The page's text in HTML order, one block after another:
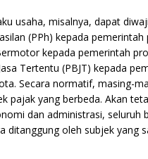
usaha, misalnya, dapat
(PPh) kepada pemerintah
kepada pemerintah
Tertentu (PBJT) kepada
Secara normatif, masing-
pajak yang berbeda. Akan
dan administrasi, seluruh
ditanggung oleh subjek yang